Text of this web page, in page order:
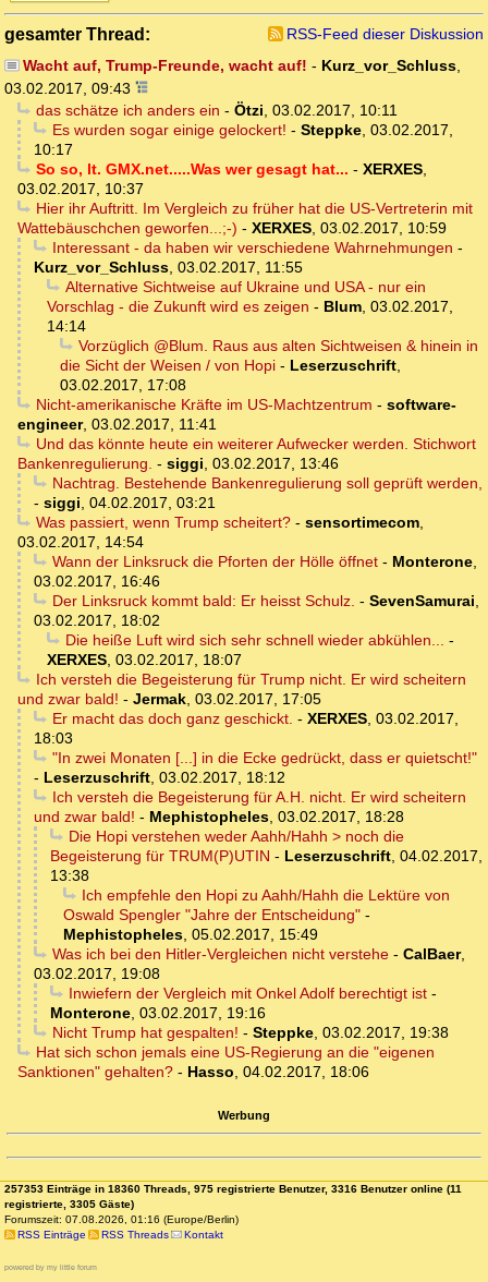
gesamter Thread:
RSS-Feed dieser Diskussion
Wacht auf, Trump-Freunde, wacht auf! - Kurz_vor_Schluss,
03.02.2017, 09:43
das schätze ich anders ein - Ötzi, 03.02.2017, 10:11
Es wurden sogar einige gelockert! - Steppke, 03.02.2017,
10:17
So so, lt. GMX.net.....Was wer gesagt hat... - XERXES,
03.02.2017, 10:37
Hier ihr Auftritt. Im Vergleich zu früher hat die US-Vertreterin mit
Wattebäuschchen geworfen...;-) - XERXES, 03.02.2017, 10:59
Interessant - da haben wir verschiedene Wahrnehmungen -
Kurz_vor_Schluss, 03.02.2017, 11:55
Alternative Sichtweise auf Ukraine und USA - nur ein
Vorschlag - die Zukunft wird es zeigen - Blum, 03.02.2017,
14:14
Vorzüglich @Blum. Raus aus alten Sichtweisen & hinein in
die Sicht der Weisen / von Hopi - Leserzuschrift,
03.02.2017, 17:08
Nicht-amerikanische Kräfte im US-Machtzentrum - software-
engineer, 03.02.2017, 11:41
Und das könnte heute ein weiterer Aufwecker werden. Stichwort
Bankenregulierung. - siggi, 03.02.2017, 13:46
Nachtrag. Bestehende Bankenregulierung soll geprüft werden,
- siggi, 04.02.2017, 03:21
Was passiert, wenn Trump scheitert?- sensortimecom,
03.02.2017, 14:54
Wann der Linksruck die Pforten der Hölle öffnet- Monterone,
03.02.2017, 16:46
Der Linksruck kommt bald: Er heisst Schulz. - SevenSamurai,
03.02.2017, 18:02
Die heiße Luft wird sich sehr schnell wieder abkühlen... -
XERXES, 03.02.2017, 18:07
Ich versteh die Begeisterung für Trump nicht. Er wird scheitern
und zwar bald! - Jermak, 03.02.2017, 17:05
Er macht das doch ganz geschickt. - XERXES, 03.02.2017,
18:03
"In zwei Monaten [...] in die Ecke gedrückt, dass er quietscht!"
- Leserzuschrift, 03.02.2017, 18:12
Ich versteh die Begeisterung für A.H. nicht. Er wird scheitern
und zwar bald! - Mephistopheles, 03.02.2017, 18:28
Die Hopi verstehen weder Aahh/Hahh > noch die
Begeisterung für TRUM(P)UTIN - Leserzuschrift, 04.02.2017,
13:38
Ich empfehle den Hopi zu Aahh/Hahh die Lektüre von
Oswald Spengler "Jahre der Entscheidung" -
Mephistopheles, 05.02.2017, 15:49
Was ich bei den Hitler-Vergleichen nicht verstehe- CalBaer,
03.02.2017, 19:08
Inwiefern der Vergleich mit Onkel Adolf berechtigt ist-
Monterone, 03.02.2017, 19:16
Nicht Trump hat gespalten! - Steppke, 03.02.2017, 19:38
Hat sich schon jemals eine US-Regierung an die "eigenen
Sanktionen" gehalten? - Hasso, 04.02.2017, 18:06
Werbung
257353 Einträge in 18360 Threads, 975 registrierte Benutzer, 3316 Benutzer online (11
registrierte, 3305 Gäste)
Forumszeit: 07.08.2026, 01:16 (Europe/Berlin)
RSS Einträge
RSS Threads Kontakt
powered by my little forum